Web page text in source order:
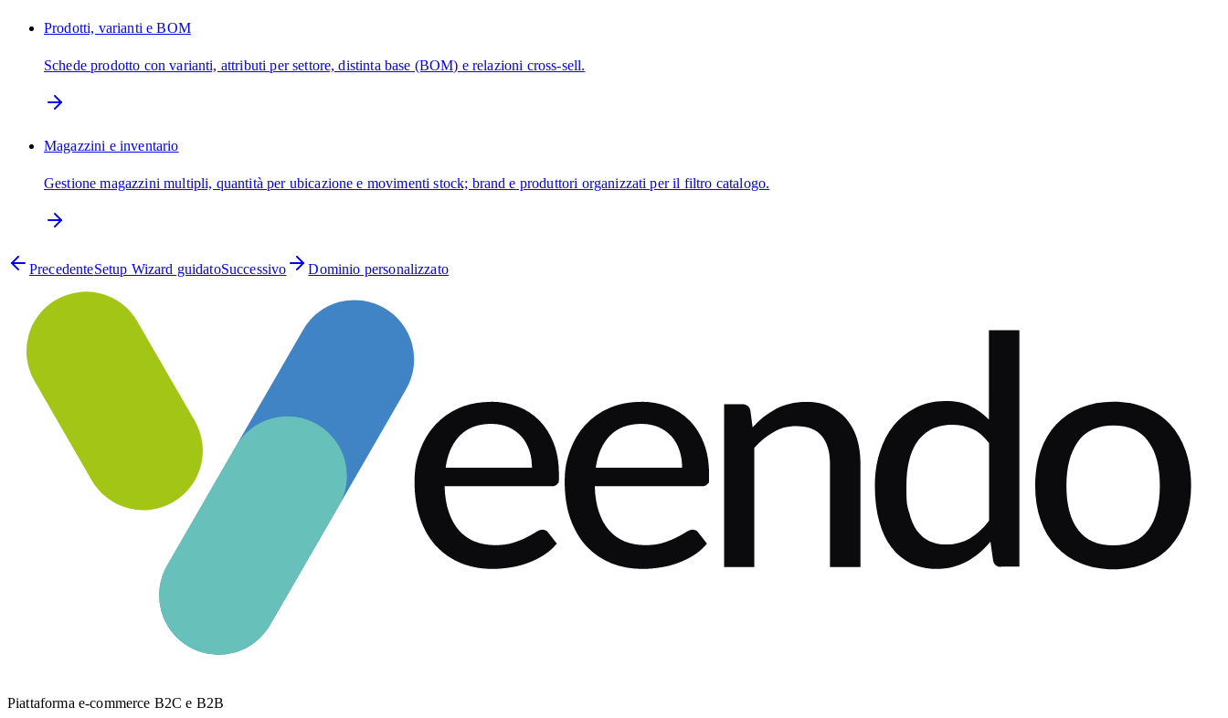
Prodotti, varianti e BOM
Schede prodotto con varianti, attributi per settore, distinta base (BOM) e relazioni cross-sell.
Magazzini e inventario
Gestione magazzini multipli, quantità per ubicazione e movimenti stock; brand e produttori organizzati per il filtro catalogo.
PrecedenteSetup Wizard guidatoSuccessivo Dominio personalizzato
Piattaforma e-commerce B2C e B2B